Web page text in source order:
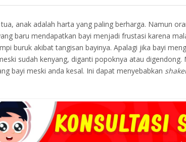
anak adalah harta yang paling berharga. Namun
baru mendapatkan bayi menjadi frustasi karena
buruk akibat tangisan bayinya. Apalagi jika bayi
sudah kenyang, diganti popoknya atau digendong.
bayi meski anda kesal. Ini dapat menyebabkan